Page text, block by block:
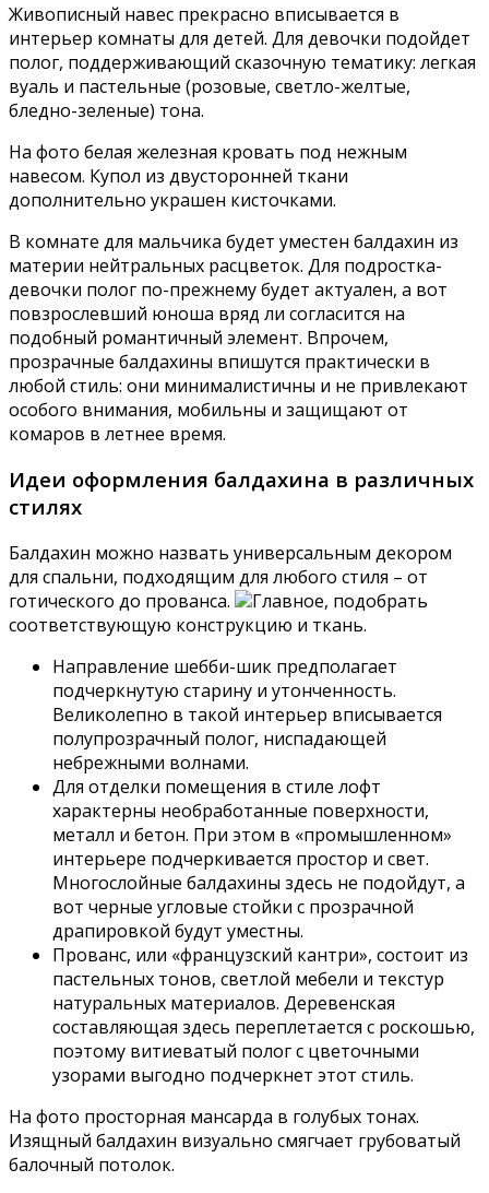
Живописный навес прекрасно вписывается в
интерьер комнаты для детей. Для девочки подойдет
полог, поддерживающий сказочную тематику: легкая
вуаль и пастельные (розовые, светло-желтые,
бледно-зеленые) тона.
На фото белая железная кровать под нежным
навесом. Купол из двусторонней ткани
дополнительно украшен кисточками.
В комнате для мальчика будет уместен балдахин из
материи нейтральных расцветок. Для подростка-
девочки полог по-прежнему будет актуален, а вот
повзрослевший юноша вряд ли согласится на
подобный романтичный элемент. Впрочем,
прозрачные балдахины впишутся практически в
любой стиль: они минималистичны и не привлекают
особого внимания, мобильны и защищают от
комаров в летнее время.
Идеи оформления балдахина в различных
стилях
Балдахин можно назвать универсальным декором
для спальни, подходящим для любого стиля – от
готического до прованса.
Главное, подобрать
соответствующую конструкцию и ткань.
Направление шебби-шик предполагает
подчеркнутую старину и утонченность.
Великолепно в такой интерьер вписывается
полупрозрачный полог, ниспадающей
небрежными волнами.
Для отделки помещения в стиле лофт
характерны необработанные поверхности,
металл и бетон. При этом в «промышленном»
интерьере подчеркивается простор и свет.
Многослойные балдахины здесь не подойдут, а
вот черные угловые стойки с прозрачной
драпировкой будут уместны.
Прованс, или «французский кантри», состоит из
пастельных тонов, светлой мебели и текстур
натуральных материалов. Деревенская
составляющая здесь переплетается с роскошью,
поэтому витиеватый полог с цветочными
узорами выгодно подчеркнет этот стиль.
На фото просторная мансарда в голубых тонах.
Изящный балдахин визуально смягчает грубоватый
балочный потолок.